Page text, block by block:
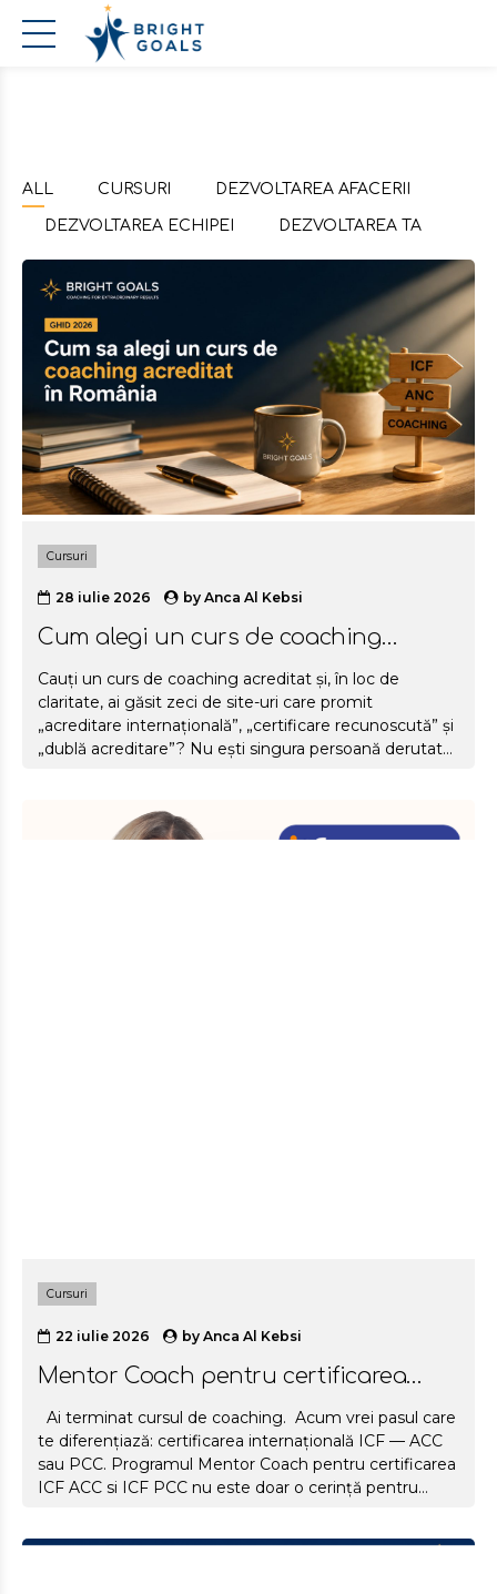
ALL CURSURI DEZVOLTAREA AFACERII
DEZVOLTAREA ECHIPEI DEZVOLTAREA TA
Cursuri
28 iulie 2026 byAnca Al Kebsi
Cum alegi un curs de coaching
Cauți un curs de coaching acreditat și, în loc de
claritate, ai găsit zeci de site-uri care promit
„acreditare internațională”, „certificare recunoscută” și
„dublă acreditare”? Nu ești singura persoană derutată.
care sună impresionant, dar spun prea puțin despre ce
primești cu adevărat pentru banii tăi. În acest ghid te
Cursuri
22 iulie 2026 byAnca Al Kebsi
Mentor Coach pentru certificarea
Ai terminat cursul de coaching. Acum vrei pasul care
te diferențiază: certificarea internațională ICF — ACC
sau PCC. Programul Mentor Coach pentru certificarea
ICF ACC si ICF PCC nu este doar o cerință pentru
la care practici coaching. Te ajută să te aliniezi la